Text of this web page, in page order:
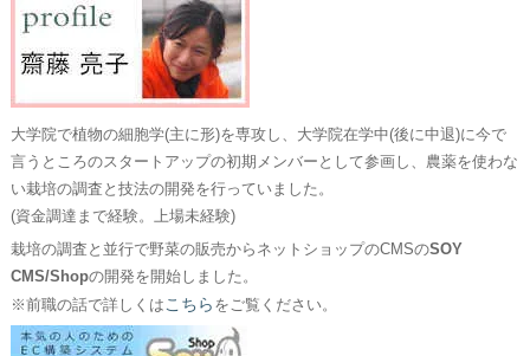
大学院で植物の細胞学(主に形)を専攻し、大学院在学中(後に中退)に今で
言うところのスタートアップの初期メンバーとして参画し、農薬を使わな
い栽培の調査と技法の開発を行っていました。
(資金調達まで経験。上場未経験)
栽培の調査と並行で野菜の販売からネットショップのCMSのSOY
CMS/Shopの開発を開始しました。
※前職の話で詳しくは こちら をご覧ください。